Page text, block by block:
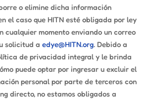
o elimine dicha información
el caso que HITN esté obligada por ley
cualquier momento enviando un correo
solicitud a edye@HITN.org. Debido a
de privacidad integral y le brinda
puede optar por ingresar u excluir el
personal por parte de terceros con
directo, no estamos obligados a